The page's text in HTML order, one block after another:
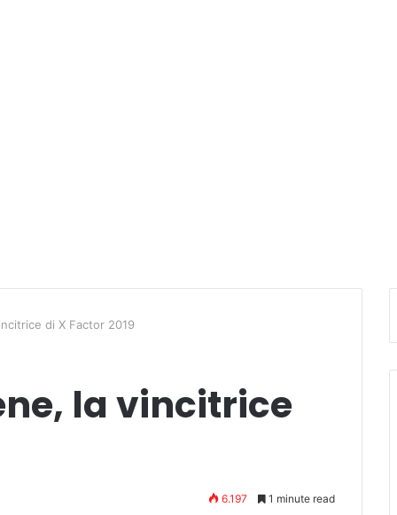
di X Factor 2019
la vincitrice
6.197 1 minute read